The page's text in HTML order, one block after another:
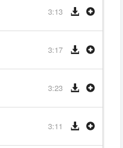
3:13
3:17
3:23
3:11